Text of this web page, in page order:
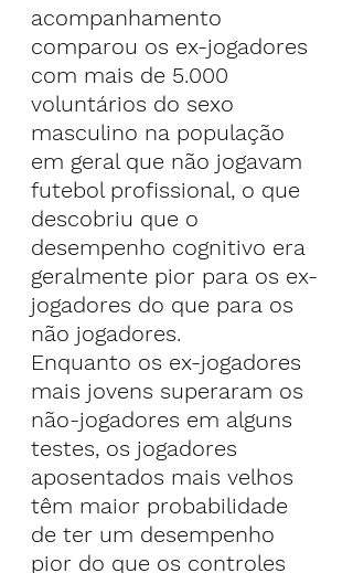
acompanhamento
comparou os ex-jogadores
com mais de 5.000
voluntários do sexo
masculino na população
em geral que não jogavam
futebol profissional, o que
descobriu que o
desempenho cognitivo era
geralmente pior para os ex-
jogadores do que para os
não jogadores.
Enquanto os ex-jogadores
mais jovens superaram os
não-jogadores em alguns
testes, os jogadores
aposentados mais velhos
têm maior probabilidade
de ter um desempenho
pior do que os controles